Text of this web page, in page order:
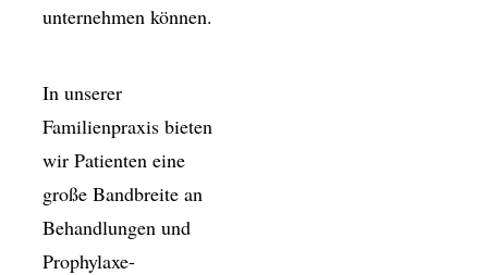
unternehmen können.
In unserer
Familienpraxis bieten
wir Patienten eine
große Bandbreite an
Behandlungen und
Prophylaxe-